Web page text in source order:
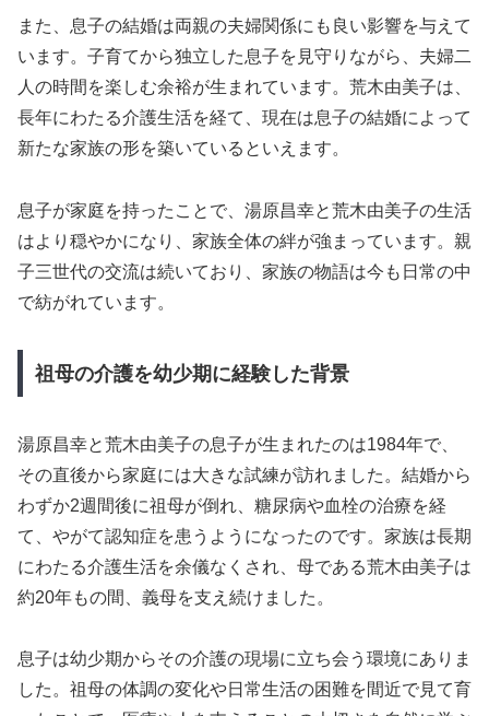
また、息子の結婚は両親の夫婦関係にも良い影響を与えて
います。子育てから独立した息子を見守りながら、夫婦二
人の時間を楽しむ余裕が生まれています。荒木由美子は、
長年にわたる介護生活を経て、現在は息子の結婚によって
新たな家族の形を築いているといえます。
息子が家庭を持ったことで、湯原昌幸と荒木由美子の生活
はより穏やかになり、家族全体の絆が強まっています。親
子三世代の交流は続いており、家族の物語は今も日常の中
で紡がれています。
祖母の介護を幼少期に経験した背景
湯原昌幸と荒木由美子の息子が生まれたのは1984年で、
その直後から家庭には大きな試練が訪れました。結婚から
わずか2週間後に祖母が倒れ、糖尿病や血栓の治療を経
て、やがて認知症を患うようになったのです。家族は長期
にわたる介護生活を余儀なくされ、母である荒木由美子は
約20年もの間、義母を支え続けました。
息子は幼少期からその介護の現場に立ち会う環境にありま
した。祖母の体調の変化や日常生活の困難を間近で見て育